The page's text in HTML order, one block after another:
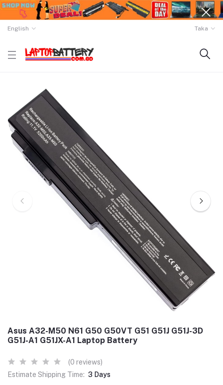
English Taka
Asus A32-M50 N61 G50 G50VT G51 G51J G51J-3D
G51J-A1 G51JX-A1 Laptop Battery
(0 reviews)
Estimate Shipping Time: 3 Days